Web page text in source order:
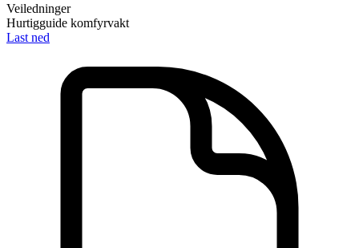
Veiledninger
Hurtigguide komfyrvakt
Last ned